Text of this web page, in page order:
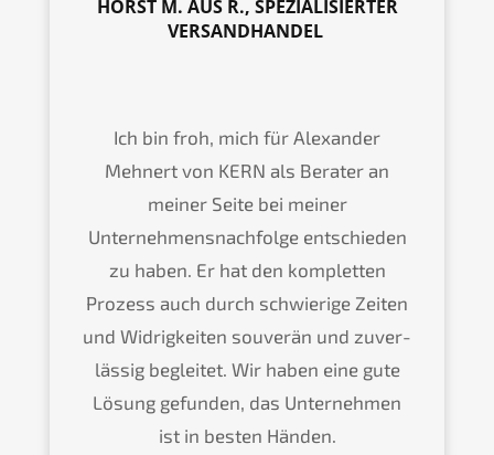
HORST M. AUS R., SPEZIA­LI­SIER­TER
VERSANDHANDEL
Ich bin froh, mich für Alexan­der
Mehnert von KERN als Berater an
meiner Seite bei meiner
Unternehmens­nachfolge entschie­den
zu haben. Er hat den komplet­ten
Prozess auch durch schwie­ri­ge Zeiten
und Widrig­kei­ten souve­rän und zuver­
läs­sig beglei­tet. Wir haben eine gute
Lösung gefun­den, das Unter­neh­men
ist in besten Händen.